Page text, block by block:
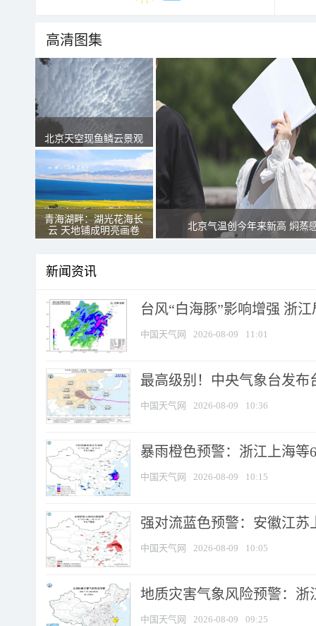
高清图集
北京天空现鱼鳞云景观
青海湖畔：湖光花海长
云 天地铺成明亮画卷
北京气温创今年来新高 焖蒸
新闻资讯
台风“白海豚”影响增强 浙
中国天气网 2026-08-09 11:01
最高级别！中央气象台发布
中国天气网 2026-08-09 10:36
暴雨橙色预警：浙江上海等
中国天气网 2026-08-09 10:15
强对流蓝色预警：安徽江苏
中国天气网 2026-08-09 10:05
地质灾害气象风险预警：浙
中国天气网 2026-08-09 09:25